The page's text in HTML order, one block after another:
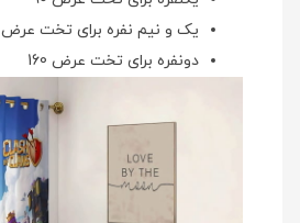
یک و نیم نفره برای تخت عرض 120
دونفره برای تخت عرض 160